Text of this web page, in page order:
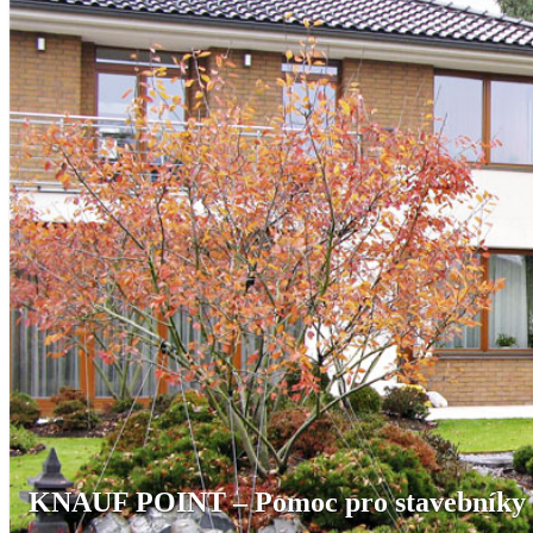
KNAUF POINT – Pomoc pro stavebníky